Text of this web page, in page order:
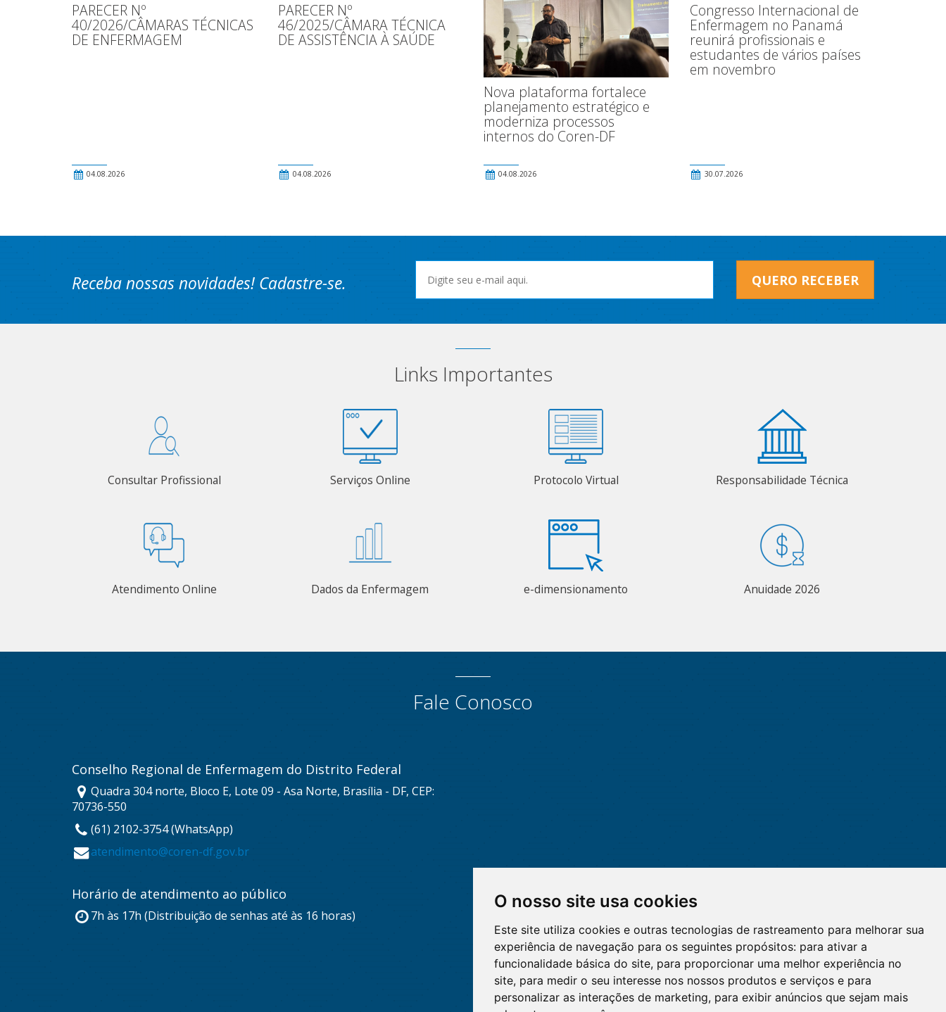
O nosso site usa cookies
Este site utiliza cookies e outras tecnologias de rastreamento para melhorar sua
experiência de navegação para os seguintes propósitos: para ativar a
funcionalidade básica do site, para proporcionar uma melhor experiência no
site, para medir o seu interesse nos nossos produtos e serviços e para
personalizar as interações de marketing, para exibir anúncios que sejam mais
PARECER Nº
40/2026/CÂMARAS TÉCNICAS
DE ENFERMAGEM
04.08.2026
PARECER Nº
46/2025/CÂMARA TÉCNICA
DE ASSISTÊNCIA À SAÚDE
04.08.2026
Nova plataforma fortalece
planejamento estratégico e
moderniza processos
internos do Coren-DF
04.08.2026
Congresso Internacional de
Enfermagem no Panamá
reunirá profissionais e
estudantes de vários países
em novembro
30.07.2026
Receba nossas novidades! Cadastre-se. QUERO RECEBER
Links Importantes
Consultar Profissional Serviços Online Protocolo Virtual Responsabilidade Técnica
Atendimento Online Dados da Enfermagem e-dimensionamento Anuidade 2026
Fale Conosco
Conselho Regional de Enfermagem do Distrito Federal
Quadra 304 norte, Bloco E, Lote 09 - Asa Norte, Brasília - DF, CEP:
70736-550
(61) 2102-3754 (WhatsApp)
atendimento@coren-df.gov.br
Horário de atendimento ao público
7h às 17h (Distribuição de senhas até às 16 horas)
O WhatsApp é o principal canal
de atendimento do Coren-DF.